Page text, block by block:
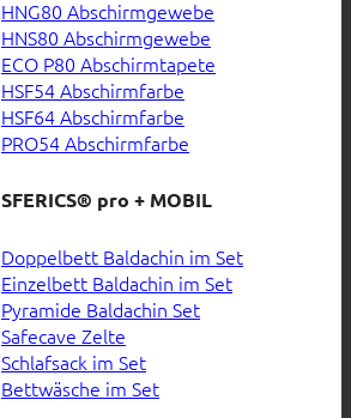
HNG80 Abschirmgewebe
HNS80 Abschirmgewebe
ECO P80 Abschirmtapete
HSF54 Abschirmfarbe
HSF64 Abschirmfarbe
PRO54 Abschirmfarbe
SFERICS® pro + MOBIL
Doppelbett Baldachin im Set
Einzelbett Baldachin im Set
Pyramide Baldachin Set
Safecave Zelte
Schlafsack im Set
Bettwäsche im Set